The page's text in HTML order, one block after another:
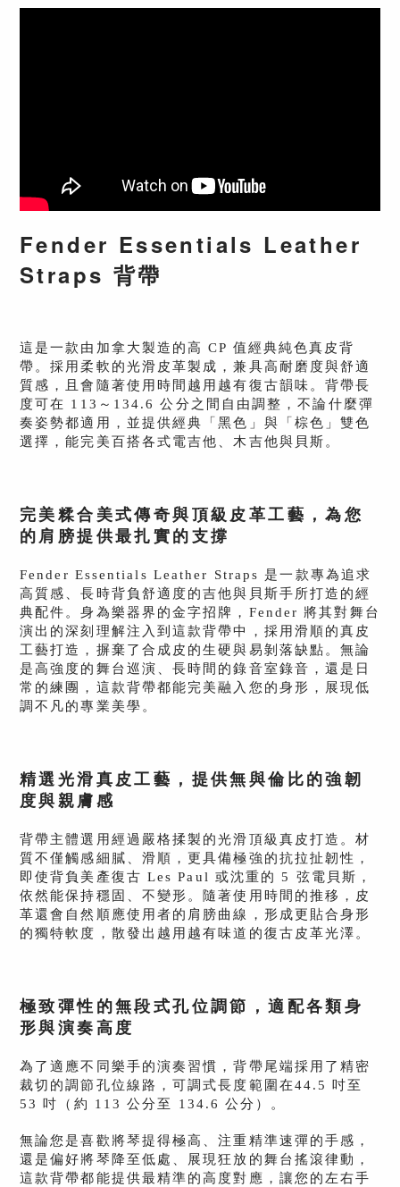
Fender Essentials Leather
Straps 背帶
這是一款由加拿大製造的高 CP 值經典純色真皮背
帶。採用柔軟的光滑皮革製成，兼具高耐磨度與舒適
質感，且會隨著使用時間越用越有復古韻味。背帶長
度可在 113～134.6 公分之間自由調整，不論什麼彈
奏姿勢都適用，並提供經典「黑色」與「棕色」雙色
選擇，能完美百搭各式電吉他、木吉他與貝斯。
完美糅合美式傳奇與頂級皮革工藝，為您
的肩膀提供最扎實的支撐
Fender Essentials Leather Straps 是一款專為追求
高質感、長時背負舒適度的吉他與貝斯手所打造的經
典配件。身為樂器界的金字招牌，Fender 將其對舞台
演出的深刻理解注入到這款背帶中，採用滑順的真皮
工藝打造，摒棄了合成皮的生硬與易剝落缺點。無論
是高強度的舞台巡演、長時間的錄音室錄音，還是日
常的練團，這款背帶都能完美融入您的身形，展現低
調不凡的專業美學。
精選光滑真皮工藝，提供無與倫比的強韌
度與親膚感
背帶主體選用經過嚴格揉製的光滑頂級真皮打造。材
質不僅觸感細膩、滑順，更具備極強的抗拉扯韌性，
即使背負美產復古 Les Paul 或沈重的 5 弦電貝斯，
依然能保持穩固、不變形。隨著使用時間的推移，皮
革還會自然順應使用者的肩膀曲線，形成更貼合身形
的獨特軟度，散發出越用越有味道的復古皮革光澤。
極致彈性的無段式孔位調節，適配各類身
形與演奏高度
為了適應不同樂手的演奏習慣，背帶尾端採用了精密
裁切的調節孔位線路，可調式長度範圍在44.5 吋至
53 吋（約 113 公分至 134.6 公分）。
無論您是喜歡將琴提得極高、注重精準速彈的手感，
還是偏好將琴降至低處、展現狂放的舞台搖滾律動，
這款背帶都能提供最精準的高度對應，讓您的左右手